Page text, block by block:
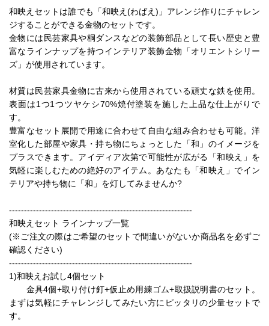
和映えセットは誰でも「和映え(わばえ)」アレンジ作りにチャレン
ジすることができる金物のセットです。
金物には民芸家具や桐ダンスなどの装飾部品として長い歴史と豊
富なラインナップを持つインテリア装飾金物「オリエントシリー
ズ」が使用されています。
材質は民芸家具金物に古来から使用されている頑丈な鉄を使用。
表面は1つ1つツヤケシ70%焼付塗装を施した上品な仕上がりで
す。
豊富なセット展開で用途に合わせて自由な組み合わせも可能。洋
室化した部屋や家具・持ち物にちょっとした「和」のイメージを
プラスできます。アイディア次第で可能性が広がる「和映え」を
気軽に楽しむための絶好のアイテム。あなたも「和映え」でイン
テリアや持ち物に「和」を灯してみませんか?
-------------------------------------------------------------
和映えセット ラインナップ一覧
(※ご注文の際はご希望のセットで間違いがないか商品名を必ずご
確認ください)
-------------------------------------------------------------
1)和映えお試し4個セット
金具4個+取り付け釘+仮止め用練ゴム+取扱説明書のセット。
まずは気軽にチャレンジしてみたい方にピッタリの少量セットで
す。